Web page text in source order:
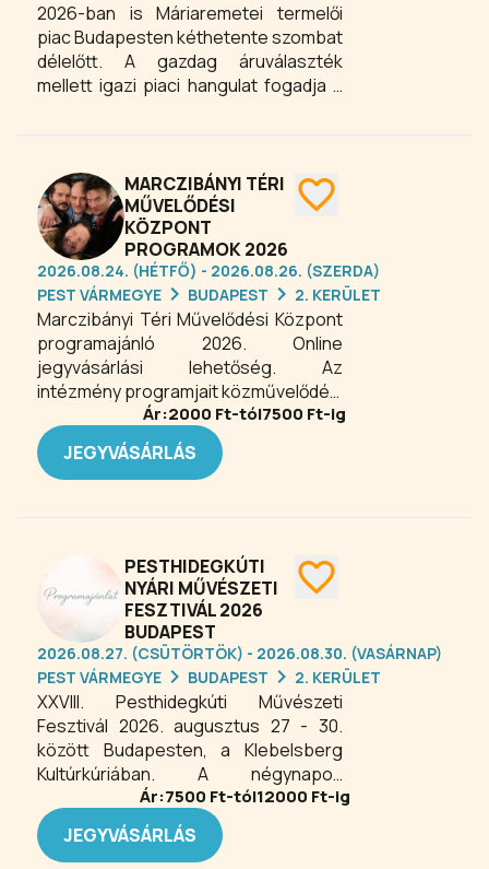
2026-ban is Máriaremetei termelői
piac Budapesten kéthetente szombat
délelőtt. A gazdag áruválaszték
mellett igazi piaci hangulat fogadja a
Kegytemplom melletti cserkészház
MARCZIBÁNYI TÉRI
MŰVELŐDÉSI
KÖZPONT
PROGRAMOK 2026
2026.08.24. (HÉTFŐ) - 2026.08.26. (SZERDA)
PEST VÁRMEGYE
BUDAPEST 2. KERÜLET
Marczibányi Téri Művelődési Központ
programajánló 2026. Online
jegyvásárlási lehetőség. Az
intézmény programjait közművelődési
szakemberek, rendezvényszervezők,
pedagógusok és művészek alakítják,
a háttértevékenységek kiemelkedő
színvonalú megvalósítása mellett.
Programjainkat a kor művészi
szervezzük, a kerületi igények
figyelembe vételével.
Ár:2000 Ft-tól7500 Ft-ig
JEGYVÁSÁRLÁS
PESTHIDEGKÚTI
NYÁRI MŰVÉSZETI
FESZTIVÁL 2026
BUDAPEST
2026.08.27. (CSÜTÖRTÖK) - 2026.08.30. (VASÁRNAP)
PEST VÁRMEGYE
BUDAPEST 2. KERÜLET
XXVIII. Pesthidegkúti Művészeti
Fesztivál 2026. augusztus 27 - 30.
között Budapesten, a Klebelsberg
Kultúrkúriában. A négynapos
nyárbúcsúztató rendezvény színházi
előadásokkal, koncertekkel,
kertmozival, kézműves
Ár:7500 Ft-tól12000 Ft-ig
JEGYVÁSÁRLÁS